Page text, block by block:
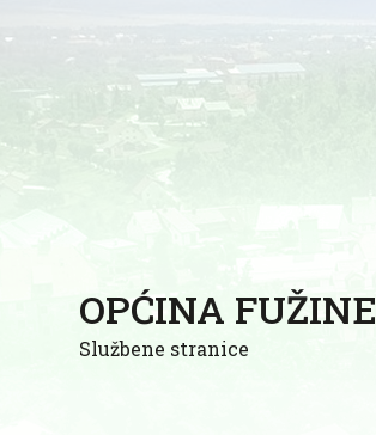
OPĆINA FUŽINE
Službene stranice